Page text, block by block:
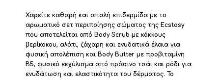
Χαρείτε καθαρή και απαλή επιδερμίδα με το
αρωματικό σετ περιποίησης σώματος της Ecstasy
που αποτελείται από Body Scrub με κόκκους
βερίκοκου, αλάτι, ζάχαρη και ενυδατικά έλαια για
φυσική απολέπιση και Body Butter με προβιταμίνη
Β5, φυσικό εκχύλισμα από πράσινο τσάι και ρόδι για
ενυδάτωση και ελαστικότητα του δέρματος. Το